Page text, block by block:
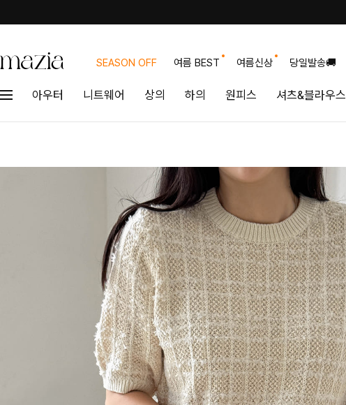
SEASON OFF 여름 BEST 여름신상 당일발송🚚
아우터 니트웨어 상의 하의 원피스 셔츠&블라우스